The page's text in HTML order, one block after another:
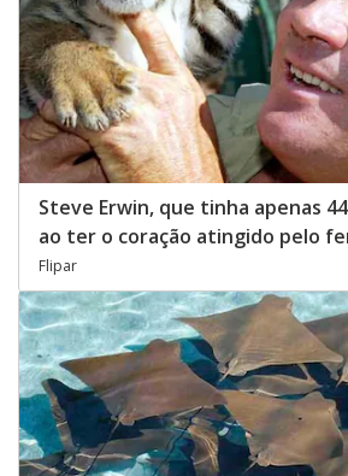
Steve Erwin, que tinha apenas
ao ter o coração atingido pelo
Flipar